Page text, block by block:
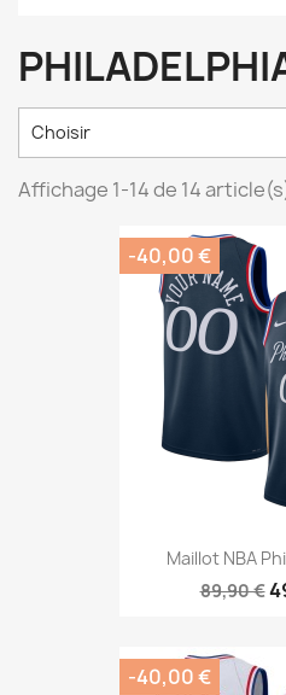
Choisir
Affichage 1-14 de 14
Maillot NBA
89,90 €
-40,00 €
-40,00 €